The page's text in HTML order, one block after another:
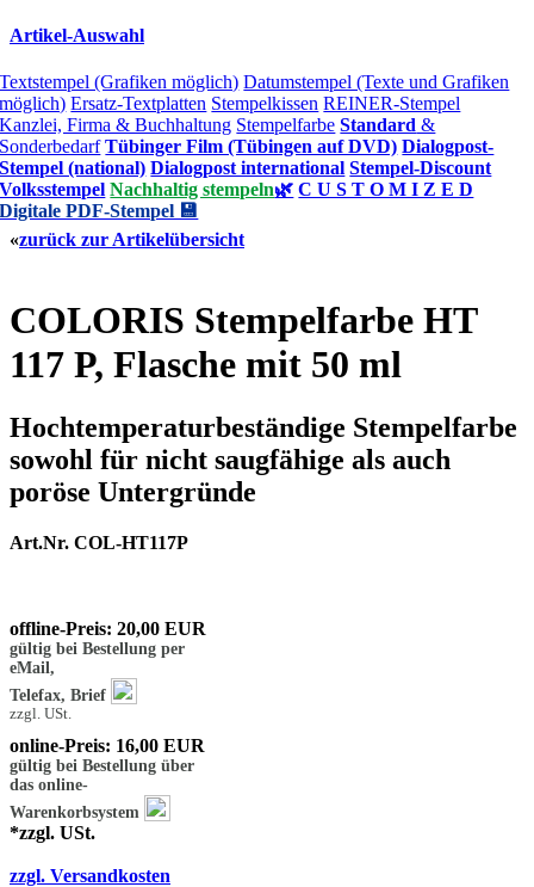
Artikel-Auswahl
Textstempel (Grafiken möglich) Datumstempel (Texte und Grafiken
möglich) Ersatz-Textplatten Stempelkissen REINER-Stempel
Kanzlei, Firma & Buchhaltung Stempelfarbe Standard &
Sonderbedarf Tübinger Film (Tübingen auf DVD) Dialogpost-
Stempel (national) Dialogpost international Stempel-Discount
Volksstempel Nachhaltig stempeln🌿 C U S T O M I Z E D
Digitale PDF-Stempel 💾
«zurück zur Artikelübersicht
COLORIS Stempelfarbe HT
117 P, Flasche mit 50 ml
Hochtemperaturbeständige Stempelfarbe
sowohl für nicht saugfähige als auch
poröse Untergründe
Art.Nr. COL-HT117P
offline-Preis: 20,00 EUR
gültig bei Bestellung per
eMail,
Telefax, Brief
zzgl. USt.
online-Preis: 16,00 EUR
gültig bei Bestellung über
das online-
Warenkorbsystem
*zzgl. USt.
zzgl. Versandkosten